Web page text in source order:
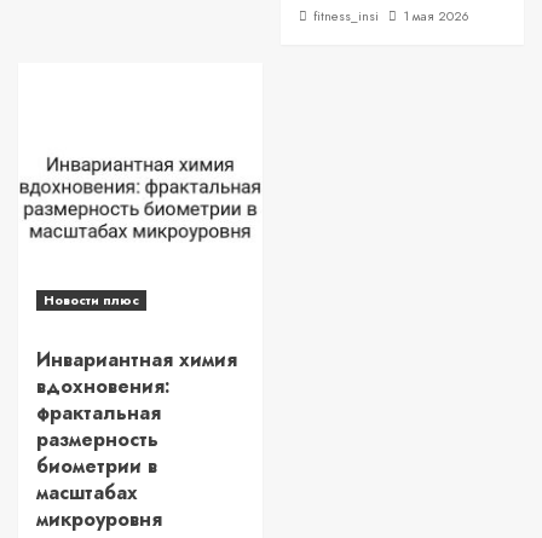
fitness_insi 1 мая 2026
Новости плюс
Инвариантная химия
вдохновения:
фрактальная
размерность
биометрии в
масштабах
микроуровня